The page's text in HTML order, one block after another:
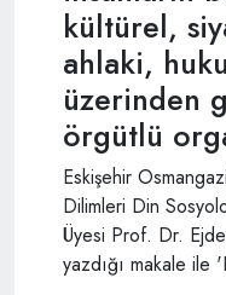
kültürel,
ahlaki,
üzerinden
örgütlü
Eskişehir
Dilimleri Din
Üyesi Prof. Dr.
yazdığı makale ile